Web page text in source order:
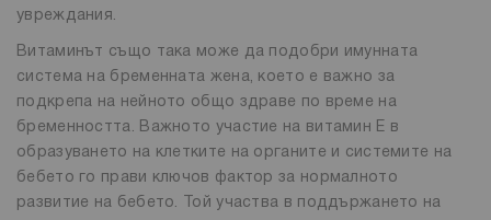
увреждания.
Витаминът също така може да подобри имунната
система на бременната жена, което е важно за
подкрепа на нейното общо здраве по време на
бременността. Важното участие на витамин Е в
образуването на клетките на органите и системите на
бебето го прави ключов фактор за нормалното
развитие на бебето. Той участва в поддържането на